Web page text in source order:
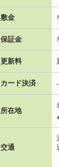
敷金
保証金
更新料
カード決済 -
所在地
交通